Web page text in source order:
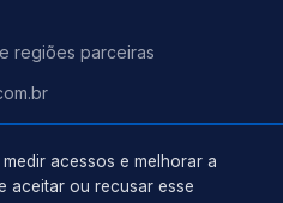
regiões parceiras
acessos e melhorar a
aceitar ou recusar esse